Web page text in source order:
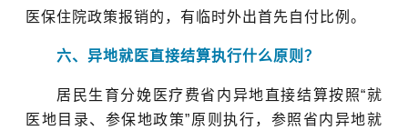
医保住院政策报销的，有临时外出首先自付比例。
六、异地就医直接结算执行什么原则？
居民生育分娩医疗费省内异地直接结算按照“就
医地目录、参保地政策”原则执行，参照省内异地就